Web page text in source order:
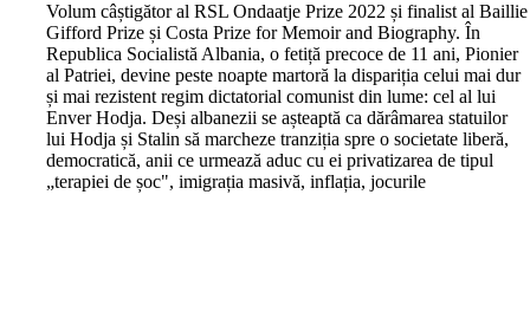
Volum câștigător al RSL Ondaatje Prize 2022 și finalist al Baillie
Gifford Prize și Costa Prize for Memoir and Biography. În
Republica Socialistă Albania, o fetiță precoce de 11 ani, Pionier
al Patriei, devine peste noapte martoră la dispariția celui mai dur
și mai rezistent regim dictatorial comunist din lume: cel al lui
Enver Hodja. Deși albanezii se așteaptă ca dărâmarea statuilor
lui Hodja și Stalin să marcheze tranziția spre o societate liberă,
democratică, anii ce urmează aduc cu ei privatizarea de tipul
„terapiei de șoc", imigrația masivă, inflația, jocurile